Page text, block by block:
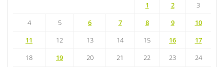
1 2
3
4
5 6 7 8 9
10
11
12 13 14 15 16
17
18
19 20 21 22 23
24